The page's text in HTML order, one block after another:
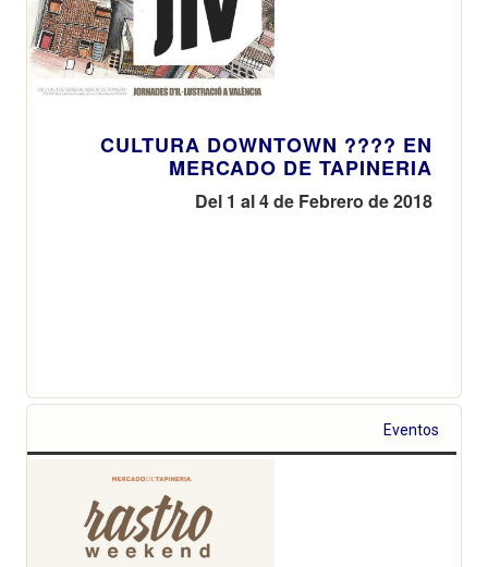
CULTURA DOWNTOWN ???? EN
MERCADO DE TAPINERIA
Del 1 al 4 de Febrero de 2018
Eventos